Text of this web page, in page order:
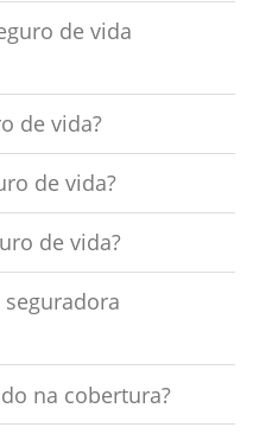
de vida
de vida?
de vida?
de vida?
na cobertura?